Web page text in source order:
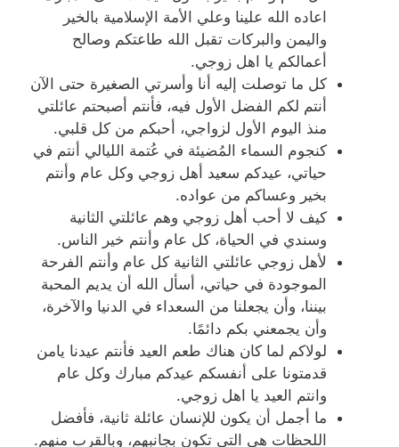
اعاده الله علينا وعلي الأمة الإسلامية بالخير
واليمن والبركات تقبل الله طاعتكم وصالح
أعمالكم يا اهل زوجي.
كل ما توصلت إليه أنا وأسرتي الصغيرة حتى الآن
أنتم لكم الفضل الأول فيه، فأنتم أصبحتم عائلتي
منذ اليوم الأول لزواجي، أحبكم من كل قلبي.
كنجوم السماء المُضيئة في عُتمة الليالي أنتم في
حياتي، عيدكم سعيد أهل زوجي وكل عام وأنتم
بخير وعساكم من عواده.
كيف لا أحب أهل زوجي وهم عائلتي الثانية
وسندي في الحياة، كل عام وأنتم خير الناس.
لأهل زوجي عائلتي الثانية كل عام وأنتم الفرحة
الموجودة في حياتي، أسأل الله أن يديم المحبة
بيننا، وأن يجعلنا من السعداء في الدنيا والآخرة،
وأن يجمعني بكم دائمًا.
لولاكم لما كان هناك طعم العيد فأنتم عيدنا يامن
قدمتونا على أنفسكم عيدكم مبارك وكل عام
وانتم العيد يا اهل زوجي.
ما أجمل أن يكون للإنسان عائلة ثانية، فأفضل
اللحظات هي التي تكون بجانبهم، وبالقرب منهم.